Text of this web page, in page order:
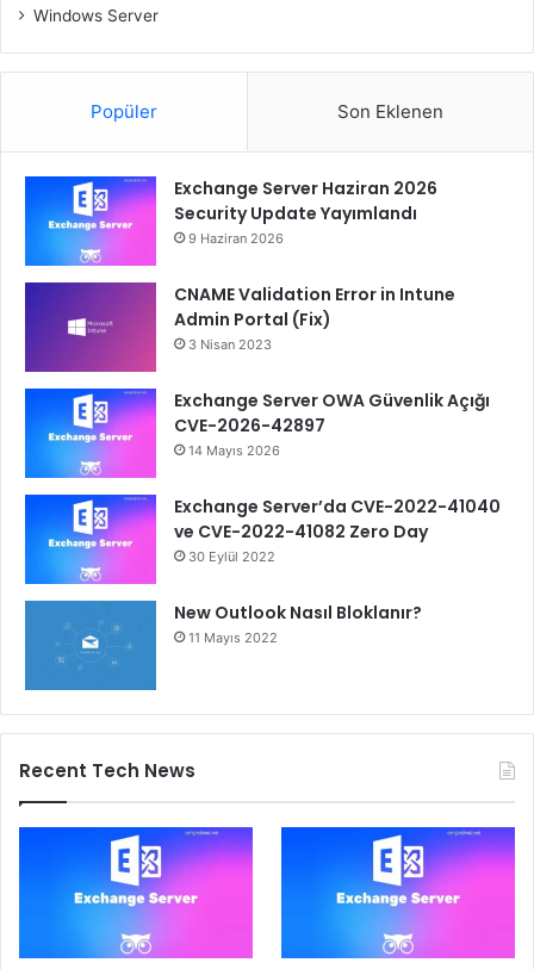
Windows Server
Popüler Son Eklenen
Exchange Server Haziran 2026
Security Update Yayımlandı
9 Haziran 2026
CNAME Validation Error in Intune
Admin Portal (Fix)
3 Nisan 2023
Exchange Server OWA Güvenlik Açığı
CVE-2026-42897
14 Mayıs 2026
Exchange Server’da CVE-2022-41040
ve CVE-2022-41082 Zero Day
30 Eylül 2022
New Outlook Nasıl Bloklanır?
11 Mayıs 2022
Recent Tech News